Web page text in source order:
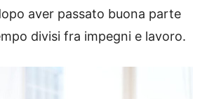
aver passato buona parte
divisi fra impegni e lavoro.